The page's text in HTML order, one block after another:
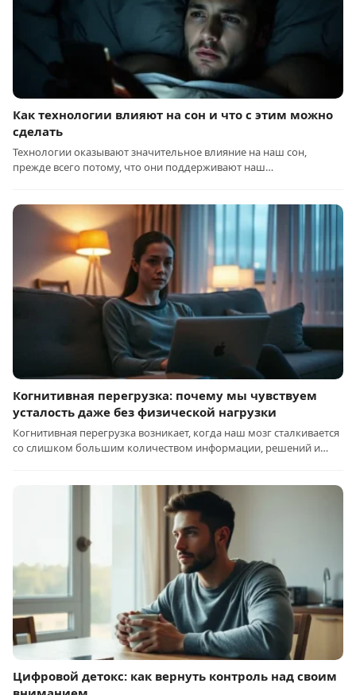
Как технологии влияют на сон и что с этим можно
сделать
Технологии оказывают значительное влияние на наш сон,
прежде всего потому, что они поддерживают наш…
Когнитивная перегрузка: почему мы чувствуем
усталость даже без физической нагрузки
Когнитивная перегрузка возникает, когда наш мозг сталкивается
со слишком большим количеством информации, решений и…
Цифровой детокс: как вернуть контроль над своим